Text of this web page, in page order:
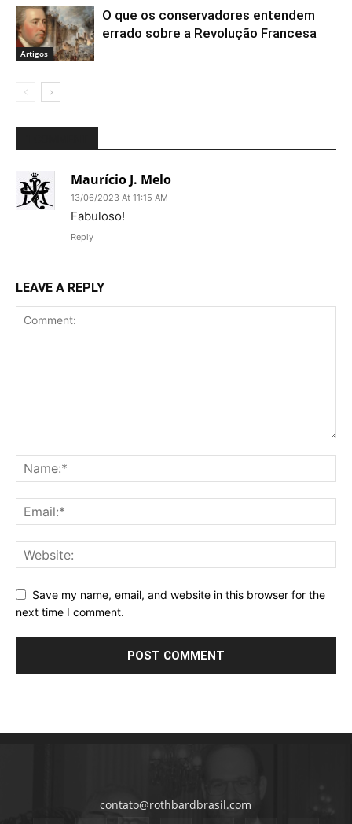
Artigos
O que os conservadores entendem
errado sobre a Revolução Francesa
Maurício J. Melo
13/06/2023 At 11:15 AM
Fabuloso!
Reply
LEAVE A REPLY
Save my name, email, and website in this browser for the
next time I comment.
contato@rothbardbrasil.com